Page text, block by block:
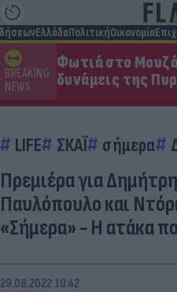
ΕλλάδαΠολιτικήΟικονομία
BREAKING
NEWS
Φωτιά στο
δυνάμεις της
LIFE ΣΚΑΪ σήμερα
Πρεμιέρα για
Παυλόπουλο και
«Σήμερα» - Η ατάκα
29.08.2022 10:42